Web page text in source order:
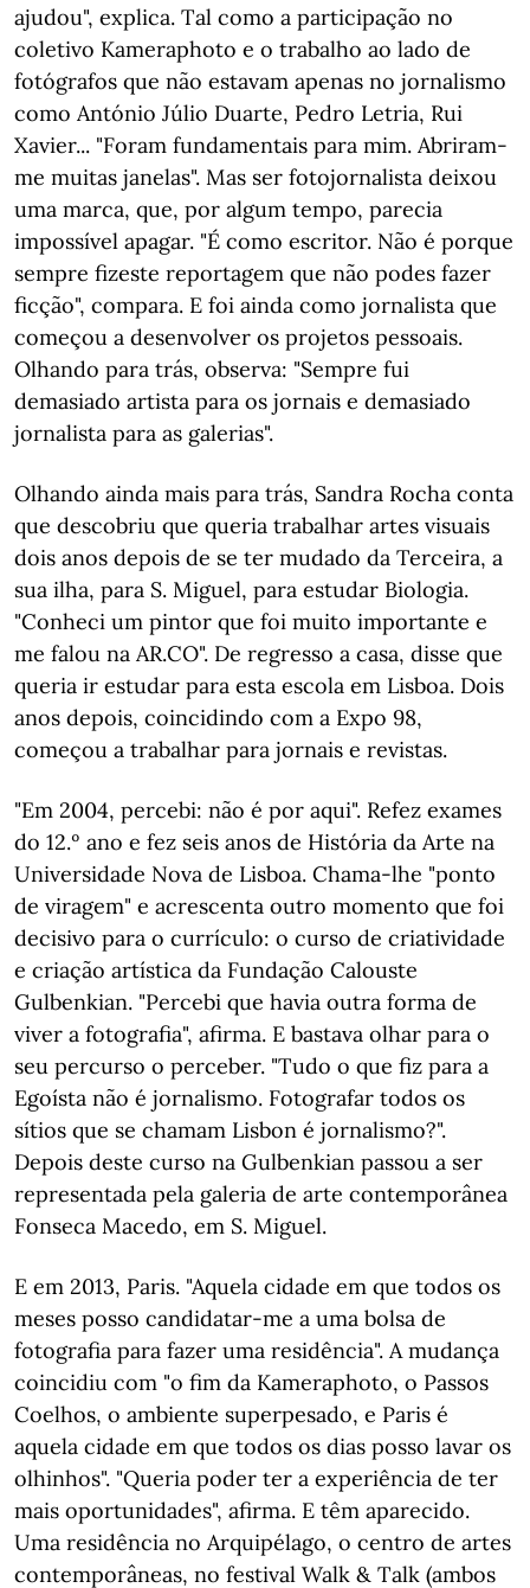
ajudou", explica. Tal como a participação no
coletivo Kameraphoto e o trabalho ao lado de
fotógrafos que não estavam apenas no jornalismo
como António Júlio Duarte, Pedro Letria, Rui
Xavier... "Foram fundamentais para mim. Abriram-
me muitas janelas". Mas ser fotojornalista deixou
uma marca, que, por algum tempo, parecia
impossível apagar. "É como escritor. Não é porque
sempre fizeste reportagem que não podes fazer
ficção", compara. E foi ainda como jornalista que
começou a desenvolver os projetos pessoais.
Olhando para trás, observa: "Sempre fui
demasiado artista para os jornais e demasiado
jornalista para as galerias".
Olhando ainda mais para trás, Sandra Rocha conta
que descobriu que queria trabalhar artes visuais
dois anos depois de se ter mudado da Terceira, a
sua ilha, para S. Miguel, para estudar Biologia.
"Conheci um pintor que foi muito importante e
me falou na AR.CO". De regresso a casa, disse que
queria ir estudar para esta escola em Lisboa. Dois
anos depois, coincidindo com a Expo 98,
começou a trabalhar para jornais e revistas.
"Em 2004, percebi: não é por aqui". Refez exames
do 12.º ano e fez seis anos de História da Arte na
Universidade Nova de Lisboa. Chama-lhe "ponto
de viragem" e acrescenta outro momento que foi
decisivo para o currículo: o curso de criatividade
e criação artística da Fundação Calouste
Gulbenkian. "Percebi que havia outra forma de
viver a fotografia", afirma. E bastava olhar para o
seu percurso o perceber. "Tudo o que fiz para a
Egoísta não é jornalismo. Fotografar todos os
sítios que se chamam Lisbon é jornalismo?".
Depois deste curso na Gulbenkian passou a ser
representada pela galeria de arte contemporânea
Fonseca Macedo, em S. Miguel.
E em 2013, Paris. "Aquela cidade em que todos os
meses posso candidatar-me a uma bolsa de
fotografia para fazer uma residência". A mudança
coincidiu com "o fim da Kameraphoto, o Passos
Coelhos, o ambiente superpesado, e Paris é
aquela cidade em que todos os dias posso lavar os
olhinhos". "Queria poder ter a experiência de ter
mais oportunidades", afirma. E têm aparecido.
Uma residência no Arquipélago, o centro de artes
contemporâneas, no festival Walk & Talk (ambos